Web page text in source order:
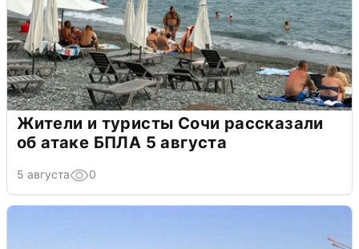
Жители и туристы Сочи рассказали
об атаке БПЛА 5 августа
5 августа 0